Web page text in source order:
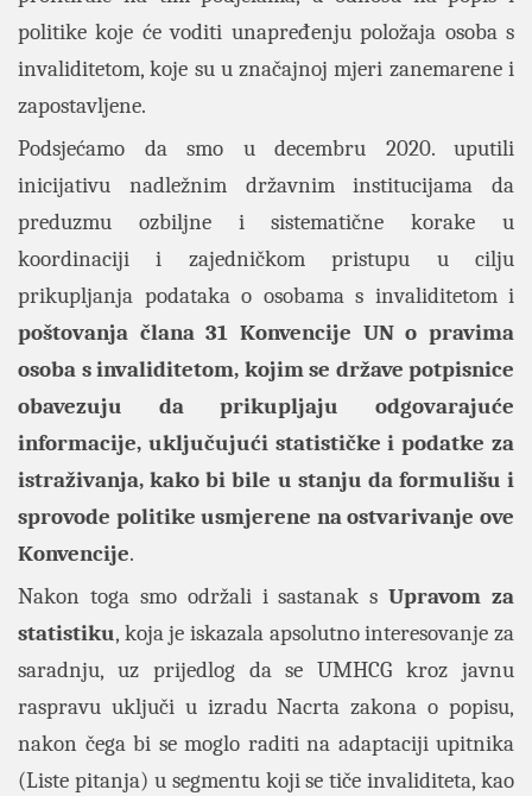
politike koje će voditi unapređenju položaja osoba s
invaliditetom, koje su u značajnoj mjeri zanemarene i
zapostavljene.
Podsjećamo da smo u decembru 2020. uputili
inicijativu nadležnim državnim institucijama da
preduzmu ozbiljne i sistematične korake u
koordinaciji i zajedničkom pristupu u cilju
prikupljanja podataka o osobama s invaliditetom i
poštovanja člana 31 Konvencije UN o pravima
osoba s invaliditetom, kojim se države potpisnice
obavezuju da prikupljaju odgovarajuće
informacije, uključujući statističke i podatke za
istraživanja, kako bi bile u stanju da formulišu i
sprovode politike usmjerene na ostvarivanje ove
Konvencije.
Nakon toga smo održali i sastanak sUpravom za
statistiku, koja je iskazala apsolutno interesovanje za
saradnju, uz prijedlog da se UMHCG kroz javnu
raspravu uključi u izradu Nacrta zakona o popisu,
nakon čega bi se moglo raditi na adaptaciji upitnika
(Liste pitanja) u segmentu koji se tiče invaliditeta, kao